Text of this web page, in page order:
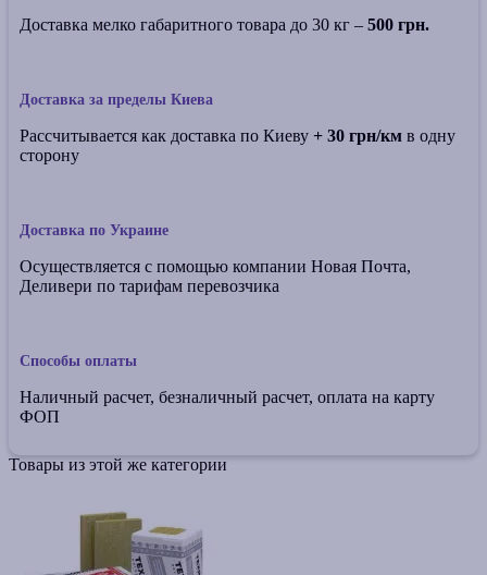
Доставка мелко габаритного товара до 30 кг – 500 грн.
Доставка за пределы Киева
Рассчитывается как доставка по Киеву + 30 грн/км в одну
сторону
Доставка по Украине
Осуществляется с помощью компании Новая Почта,
Деливери по тарифам перевозчика
Способы оплаты
Наличный расчет, безналичный расчет, оплата на карту
ФОП
Товары из этой же категории